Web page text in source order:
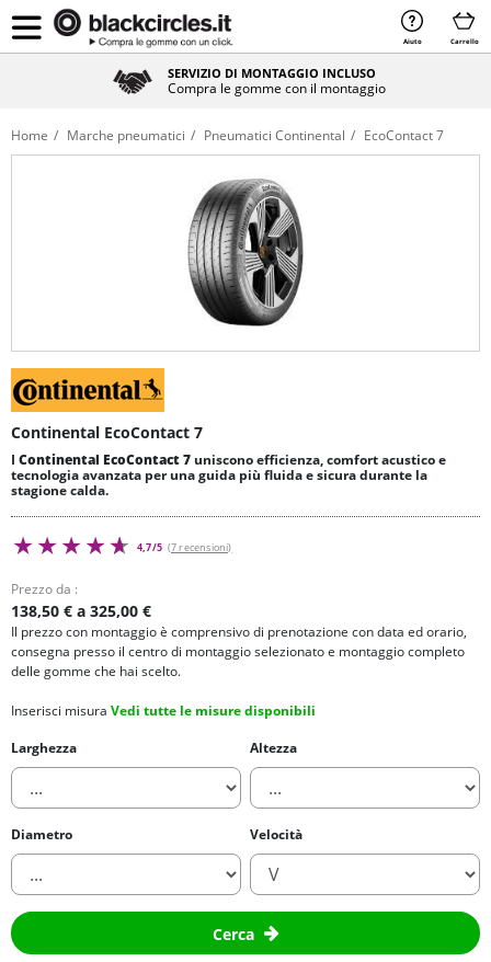
Aiuto Carrello
SERVIZIO DI MONTAGGIO INCLUSO
Compra le gomme con il montaggio
Home Marche pneumatici Pneumatici Continental EcoContact 7
Continental EcoContact 7
I Continental EcoContact 7 uniscono efficienza, comfort acustico e
tecnologia avanzata per una guida più fluida e sicura durante la
stagione calda.
4,7/5 (7 recensioni)
Prezzo da :
138,50 € a 325,00 €
Il prezzo con montaggio è comprensivo di prenotazione con data ed orario,
consegna presso il centro di montaggio selezionato e montaggio completo
delle gomme che hai scelto.
Inserisci misura Vedi tutte le misure disponibili
Larghezza
Altezza
Diametro Velocità
Cerca